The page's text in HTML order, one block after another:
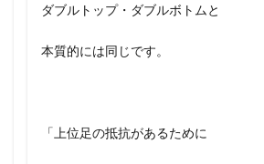
ダブルトップ・ダブルボトムと
本質的には同じです。
「上位足の抵抗があるために